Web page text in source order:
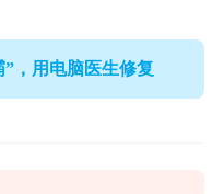
，用电脑医生修复